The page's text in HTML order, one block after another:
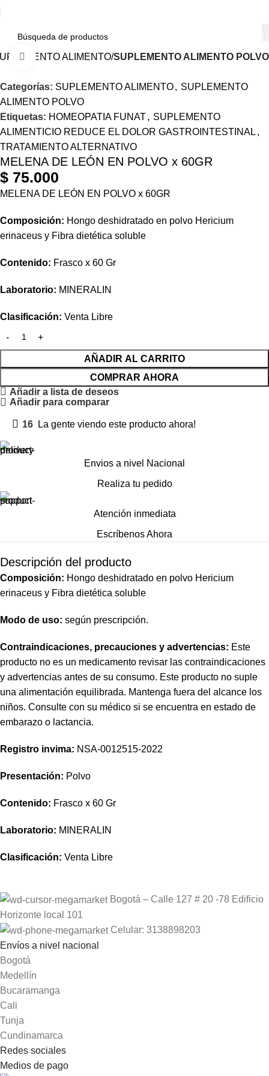
ALIMENTO SUPLEMENTO ALIMENTO POLVO
Haga Click para agrandar
Categorías: SUPLEMENTO ALIMENTO, SUPLEMENTO
ALIMENTO POLVO
Etiquetas: HOMEOPATIA FUNAT, SUPLEMENTO
ALIMENTICIO REDUCE EL DOLOR GASTROINTESTINAL ,
TRATAMIENTO ALTERNATIVO
MELENA DE LEÓN EN POLVO x 60GR
$ 75.000
MELENA DE LEÓN EN POLVO x 60GR
Composición: Hongo deshidratado en polvo Hericium
erinaceus y Fibra dietética soluble
Contenido: Frasco x 60 Gr
Laboratorio: MINERALIN
Clasificación: Venta Libre
AÑADIR AL CARRITO
COMPRAR AHORA
Añadir a lista de deseos
Añadir para comparar
16 La gente viendo este producto ahora!
Envios a nivel Nacional
Realiza tu pedido
Atención inmediata
Escríbenos Ahora
Descripción del producto
Composición: Hongo deshidratado en polvo Hericium
erinaceus y Fibra dietética soluble
Modo de uso: según prescripción.
Contraindicaciones, precauciones y advertencias: Este
producto no es un medicamento revisar las contraindicaciones
y advertencias antes de su consumo. Este producto no suple
una alimentación equilibrada. Mantenga fuera del alcance los
niños. Consulte con su médico si se encuentra en estado de
embarazo o lactancia.
Registro invima: NSA-0012515-2022
Presentación: Polvo
Contenido: Frasco x 60 Gr
Laboratorio: MINERALIN
Clasificación: Venta Libre
Bogotá – Calle 127 # 20 -78 Edificio
Horizonte local 101
Celular: 3138898203
Envíos a nivel nacional
Bogotá
Medellín
Bucaramanga
Cali
Tunja
Cundinamarca
Redes sociales
Medios de pago